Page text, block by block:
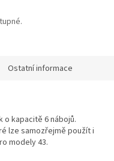
Ostatní informace
o kapacitě 6 nábojů.
lze samozřejmě použít i
modely 43.